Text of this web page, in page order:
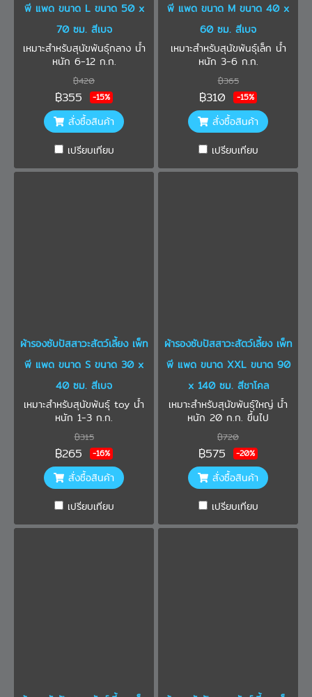
พี แพด ขนาด L ขนาด 50 x
70 ซม. สีเบจ
เหมาะสำหรับสุนัขพันธุ์กลาง น้ำ
หนัก 6-12 ก.ก.
฿420
฿355 -15%
สั่งซื้อสินค้า
เปรียบเทียบ
พี แพด ขนาด M ขนาด 40 x
60 ซม. สีเบจ
เหมาะสำหรับสุนัขพันธุ์เล็ก น้ำ
หนัก 3-6 ก.ก.
฿365
฿310 -15%
สั่งซื้อสินค้า
เปรียบเทียบ
ผ้ารองซับปัสสาวะสัตว์เลี้ยง เพ็ท
พี แพด ขนาด S ขนาด 30 x
40 ซม. สีเบจ
เหมาะสำหรับสุนัขพันธุ์ toy น้ำ
หนัก 1-3 ก.ก.
฿315
฿265 -16%
สั่งซื้อสินค้า
เปรียบเทียบ
ผ้ารองซับปัสสาวะสัตว์เลี้ยง เพ็ท
พี แพด ขนาด XXL ขนาด 90
x 140 ซม. สีชาโคล
เหมาะสำหรับสุนัขพันธุ์ใหญ่ น้ำ
หนัก 20 ก.ก. ขึ้นไป
฿720
฿575 -20%
สั่งซื้อสินค้า
เปรียบเทียบ